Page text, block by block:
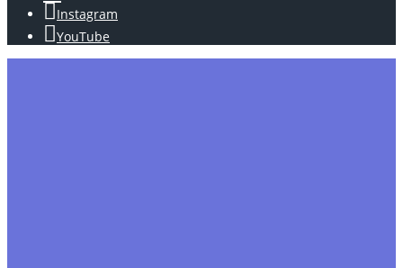
Instagram
YouTube